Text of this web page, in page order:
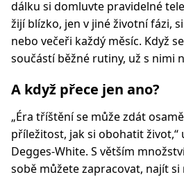
dálku si domluvte pravidelné
žijí blízko, jen v jiné životní fázi,
nebo večeři každý měsíc. Když
součástí běžné rutiny, už s nimi
A když přece jen ano?
„Éra tříštění se může zdát
příležitost, jak si obohatit život,“
Degges-White. S větším
sobě můžete zapracovat, najít